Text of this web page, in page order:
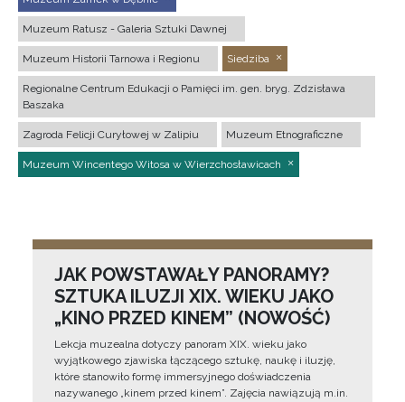
Muzeum Ratusz - Galeria Sztuki Dawnej
Muzeum Historii Tarnowa i Regionu Siedziba
Regionalne Centrum Edukacji o Pamięci im. gen. bryg. Zdzisława
Baszaka
Zagroda Felicji Curyłowej w Zalipiu Muzeum Etnograficzne
Muzeum Wincentego Witosa w Wierzchosławicach
JAK POWSTAWAŁY PANORAMY?
SZTUKA ILUZJI XIX. WIEKU JAKO
„KINO PRZED KINEM” (NOWOŚĆ)
Lekcja muzealna dotyczy panoram XIX. wieku jako
wyjątkowego zjawiska łączącego sztukę, naukę i iluzję,
które stanowiło formę immersyjnego doświadczenia
nazywanego „kinem przed kinem”. Zajęcia nawiązują m.in.